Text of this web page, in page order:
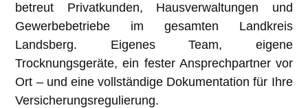
betreut Privatkunden, Hausverwaltungen und
Gewerbebetriebe im gesamten Landkreis
Landsberg. Eigenes Team, eigene
Trocknungsgeräte, ein fester Ansprechpartner vor
Ort – und eine vollständige Dokumentation für Ihre
Versicherungsregulierung.